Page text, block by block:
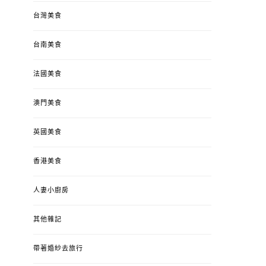
台灣美食
台南美食
法國美食
澳門美食
英國美食
香港美食
人妻小廚房
其他雜記
帶著婚紗去旅行